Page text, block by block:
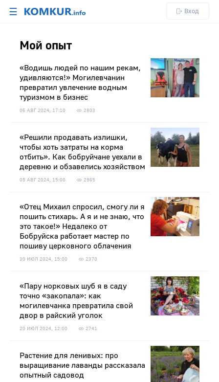
☰ Вход
Мой опыт
«Водишь людей по нашим рекам,
удивляются!» Могилевчанин
превратил увлечение водным
туризмом в бизнес
06 АВГ 2024, 17:10 2803
«Решили продавать излишки,
чтобы хоть затраты на корма
отбить». Как бобруйчане уехали в
деревню и обзавелись хозяйством
05 АВГ 2024, 15:00 2965
«Отец Михаил спросил, смогу ли я
пошить стихарь. А я и не знаю, что
это такое!» Недалеко от
Бобруйска работает мастер по
пошиву церковного облачения
30 ИЮЛ 2024, 15:00 2370
«Пару норковых шуб я в саду
точно «закопала»: как
могилевчанка превратила свой
двор в райский уголок
20 ИЮЛ 2024, 12:00 2741
Растение для ленивых: про
выращивание лаванды рассказала
опытный садовод